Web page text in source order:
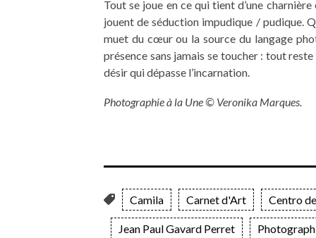
Tout se joue en ce qui tient d’une
jouent de séduction impudique / pudique.
muet du cœur ou la source du langage
présence sans jamais se toucher : tout
désir qui dépasse l’incarnation.
Photographie à la Une © Veronika Marques.
Camila Carnet d'Art Centro
Jean Paul Gavard Perret